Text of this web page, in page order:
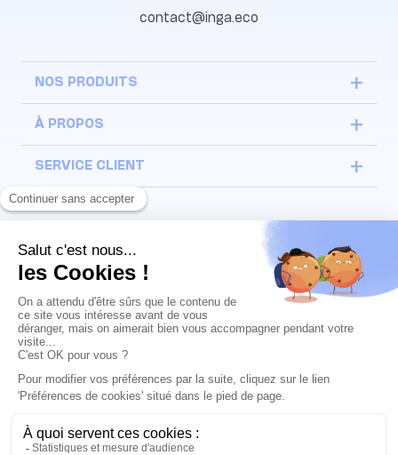
contact@inga.eco
NOS PRODUITS
À PROPOS
SERVICE CLIENT
©Inga 2026
Nous acceptons